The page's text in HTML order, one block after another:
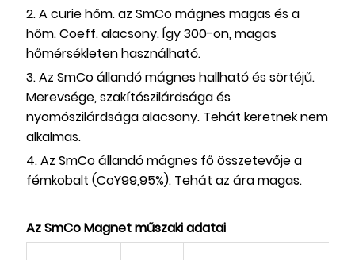
2. A curie hőm. az SmCo mágnes magas és a
hőm. Coeff. alacsony. Így 300-on, magas
hőmérsékleten használható.
3. Az SmCo állandó mágnes hallható és sörtéjű.
Merevsége, szakítószilárdsága és
nyomószilárdsága alacsony. Tehát keretnek nem
alkalmas.
4. Az SmCo állandó mágnes fő összetevője a
fémkobalt (CoY99,95%). Tehát az ára magas.
Az SmCo Magnet műszaki adatai